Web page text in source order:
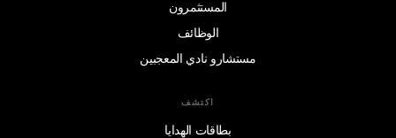
المستثمرون
الوظائف
مستشارو نادي المعجبين
اكتشف
بطاقات الهدايا